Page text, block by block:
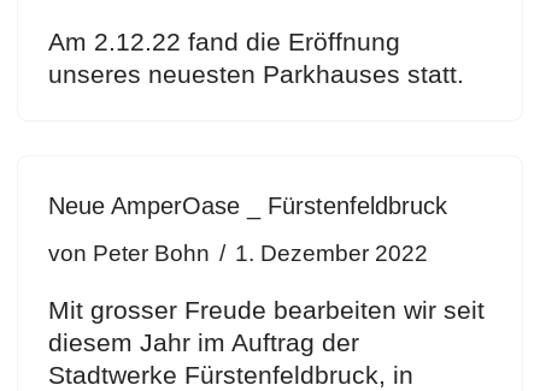
Am 2.12.22 fand die Eröffnung
unseres neuesten Parkhauses statt.
Neue AmperOase _ Fürstenfeldbruck
von Peter Bohn 1. Dezember 2022
Mit grosser Freude bearbeiten wir seit
diesem Jahr im Auftrag der
Stadtwerke Fürstenfeldbruck, in